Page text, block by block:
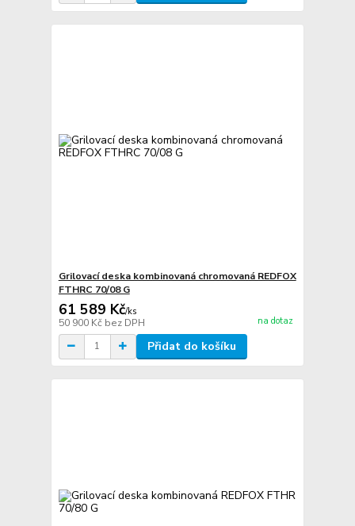
Grilovací deska kombinovaná chromovaná REDFOX
FTHRC 70/08 G
61 589 Kč/ks
50 900 Kč bez DPH na dotaz
Přidat do košíku